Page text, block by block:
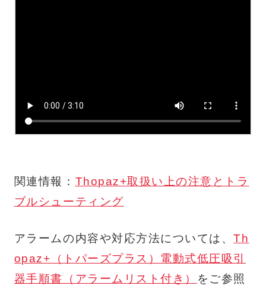
関連情報： Thopaz+取扱い上の注意とトラ
ブルシューティング
アラームの内容や対応方法については、Th
opaz+（トパーズプラス）電動式低圧吸引
器手順書（アラームリスト付き）
をご参照